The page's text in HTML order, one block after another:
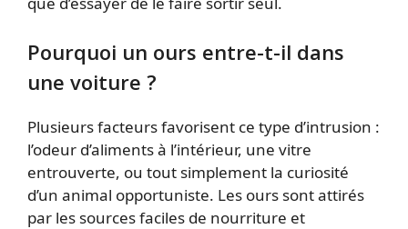
Pourquoi un ours entre-t-il dans
une voiture ?
Plusieurs facteurs favorisent ce type d’intrusion :
l’odeur d’aliments à l’intérieur, une vitre
entrouverte, ou tout simplement la curiosité
d’un animal opportuniste. Les ours sont attirés
par les sources faciles de nourriture et